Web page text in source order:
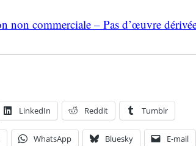
commerciale – Pas d’œuvre
LinkedIn Reddit Tumblr
WhatsApp Bluesky E-mail